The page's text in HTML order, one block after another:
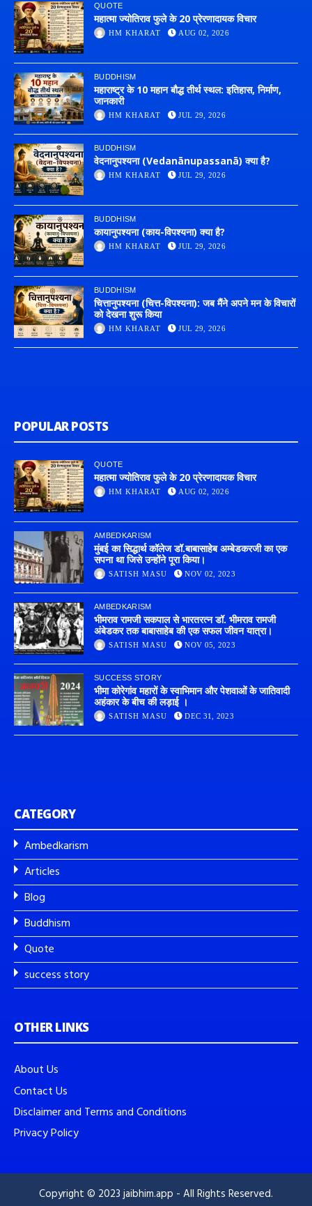
QUOTE
महात्मा ज्योतिराव फुले के 20 प्रेरणादायक विचार
HM KHARAT AUG 02, 2026
BUDDHISM
महाराष्ट्र के 10 महान बौद्ध तीर्थ स्थल: इतिहास, निर्माण,
जानकारी
HM KHARAT JUL 29, 2026
BUDDHISM
वेदनानुपश्यना (Vedanānupassanā) क्या है?
HM KHARAT JUL 29, 2026
BUDDHISM
कायानुपश्यना (काय-विपश्यना) क्या है?
HM KHARAT JUL 29, 2026
BUDDHISM
चित्तानुपश्यना (चित्त-विपश्यना): जब मैंने अपने मन के विचारों
को देखना शुरू किया
HM KHARAT JUL 29, 2026
POPULAR POSTS
QUOTE
महात्मा ज्योतिराव फुले के 20 प्रेरणादायक विचार
HM KHARAT AUG 02, 2026
AMBEDKARISM
मुंबई का सिद्धार्थ कॉलेज डॉ.बाबासाहेब अम्बेडकरजी का एक
सपना था जिसे उन्होंने पूरा किया।
SATISH MASU NOV 02, 2023
AMBEDKARISM
भीमराव रामजी सकपाल से भारतरत्न डॉ. भीमराव रामजी
अंबेडकर तक बाबासाहेब की एक सफल जीवन यात्रा।
SATISH MASU NOV 05, 2023
SUCCESS STORY
भीमा कोरेगांव महारों के स्वाभिमान और पेशवाओं के जातिवादी
अहंकार के बीच की लड़ाई ।
SATISH MASU DEC 31, 2023
CATEGORY
Ambedkarism
Articles
Blog
Buddhism
Quote
success story
OTHER LINKS
About Us
Contact Us
Disclaimer and Terms and Conditions
Privacy Policy
Copyright © 2023 jaibhim.app - All Rights Reserved.